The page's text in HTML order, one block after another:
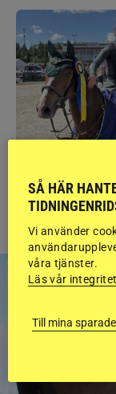
Ponnypappan:
SÅ HÄR
Vi använder
våra tjänster.
Läs vår
Till mina